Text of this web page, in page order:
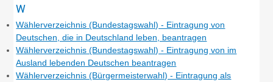
W
Wählerverzeichnis (Bundestagswahl) - Eintragung von
Deutschen, die in Deutschland leben, beantragen
Wählerverzeichnis (Bundestagswahl) - Eintragung von im
Ausland lebenden Deutschen beantragen
Wählerverzeichnis (Bürgermeisterwahl) - Eintragung als